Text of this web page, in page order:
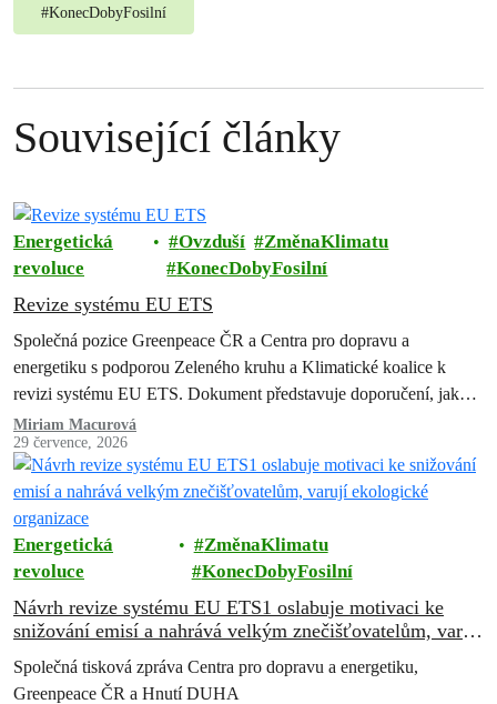
#KonecDobyFosilní
Související články
Energetická
revoluce
Ovzduší
ZměnaKlimatu
KonecDobyFosilní
Revize systému EU ETS
Společná pozice Greenpeace ČR a Centra pro dopravu a
energetiku s podporou Zeleného kruhu a Klimatické koalice k
revizi systému EU ETS. Dokument představuje doporučení, jak
zachovat a posílit systém…
Miriam Macurová
29 července, 2026
Energetická
revoluce
ZměnaKlimatu
KonecDobyFosilní
Návrh revize systému EU ETS1 oslabuje motivaci ke
snižování emisí a nahrává velkým znečišťovatelům, varují
Společná tisková zpráva Centra pro dopravu a energetiku,
Greenpeace ČR a Hnutí DUHA